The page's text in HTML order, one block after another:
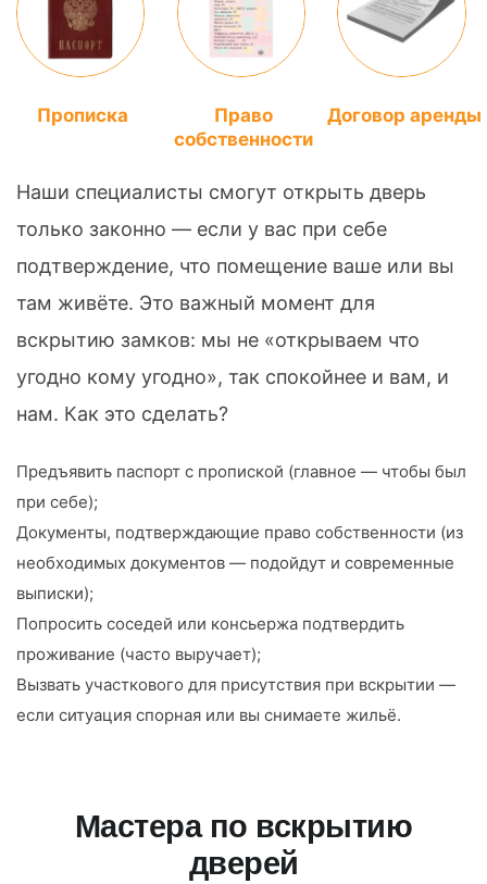
Прописка
Право
собственности
Договор аренды
Наши специалисты смогут открыть дверь
только законно — если у вас при себе
подтверждение, что помещение ваше или вы
там живёте. Это важный момент для
вскрытию замков: мы не «открываем что
угодно кому угодно», так спокойнее и вам, и
нам. Как это сделать?
Предъявить паспорт с пропиской (главное — чтобы был
при себе);
Документы, подтверждающие право собственности (из
необходимых документов — подойдут и современные
выписки);
Попросить соседей или консьержа подтвердить
проживание (часто выручает);
Вызвать участкового для присутствия при вскрытии —
если ситуация спорная или вы снимаете жильё.
Мастера по вскрытию
дверей